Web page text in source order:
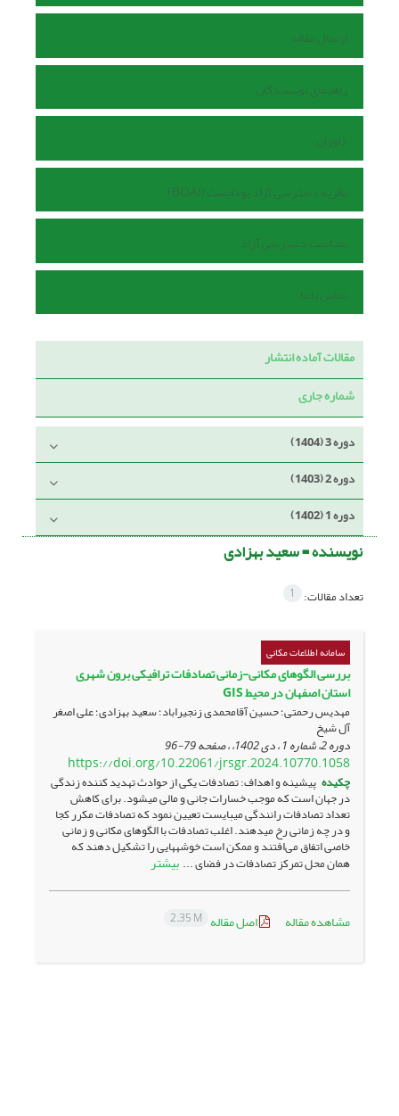
ارسال مقاله
راهنمای نویسندگان
داوران
نظریه دسترسی آزاد بوداپست (BOAI)
سیاست دسترسی آزاد
تماس با ما
مقالات آماده انتشار
شماره جاری
دوره 3 (1404)
دوره 2 (1403)
دوره 1 (1402)
نویسنده =سعید بهزادی
تعداد مقالات: 1
سامانه اطلاعات مکانی
بررسی الگوهای مکانی-زمانی تصادفات ترافیکی برون شهری
استان اصفهان در محیط GIS
مهدیس رحمتی؛ حسین آقامحمدی زنجیراباد؛ سعید بهزادی؛ علی اصغر
آل شیخ
دوره 2، شماره 1 ، دی 1402، ، صفحه 79-96
https://doi.org/10.22061/jrsgr.2024.10770.1058
چکیده پیشینه و اهداف: تصادفات یکی از حوادث تهدید کننده زندگی
در جهان است که موجب خسارات جانی و مالی می­شود. برای کاهش
تعداد تصادفات رانندگی می­بایست تعیین نمود که تصادفات مکرر کجا
و در چه زمانی رخ می­دهند. اغلب تصادفات با الگوهای مکانی و زمانی
خاصی اتفاق می‌افتند و ممکن است خوشه­هایی را تشکیل دهند که
همان محل تمرکز تصادفات در فضای ... بیشتر
مشاهده مقاله اصل مقاله 2.35 M